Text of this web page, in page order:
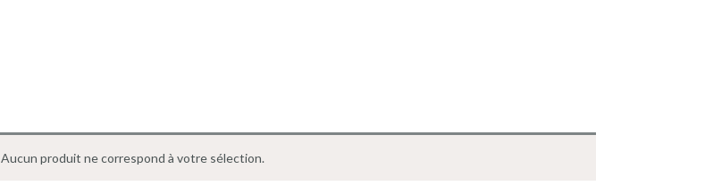
Aucun produit ne correspond à votre sélection.